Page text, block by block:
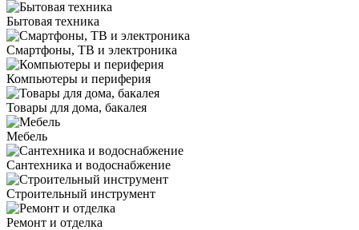
Бытовая техника
Смартфоны, ТВ и электроника
Компьютеры и периферия
Товары для дома, бакалея
Мебель
Сантехника и водоснабжение
Строительный инструмент
Ремонт и отделка